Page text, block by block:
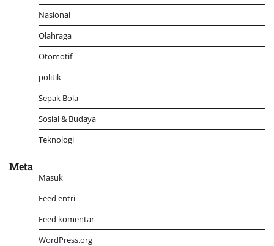
Nasional
Olahraga
Otomotif
politik
Sepak Bola
Sosial & Budaya
Teknologi
Meta
Masuk
Feed entri
Feed komentar
WordPress.org